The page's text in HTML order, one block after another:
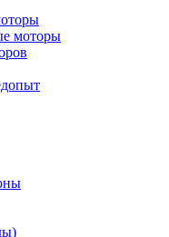
моторы